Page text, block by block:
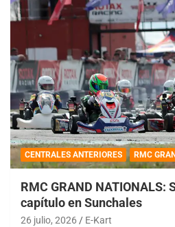
CENTRALES ANTERIORES RMC
RMC GRAND NATIONALS:
capítulo en Sunchales
26 julio, 2026 E-Kart